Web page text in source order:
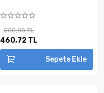
550,00 TL
460,72 TL
Sepete Ekle